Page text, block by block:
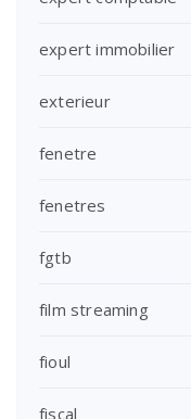
expert immobilier
exterieur
fenetre
fenetres
fgtb
film streaming
fioul
fiscal